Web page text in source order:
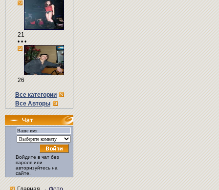
21
• • •
26
Все категории
Все Авторы
Войдите в чат без
пароля или
авторизуйтесь на
сайте.